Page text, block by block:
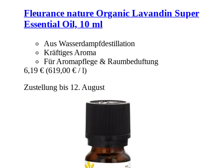
Fleurance nature Organic Lavandin Super
Essential Oil, 10 ml
Aus Wasserdampfdestillation
Kräftiges Aroma
Für Aromapflege & Raumbeduftung
6,19 € (619,00 € / l)
Zustellung bis 12. August